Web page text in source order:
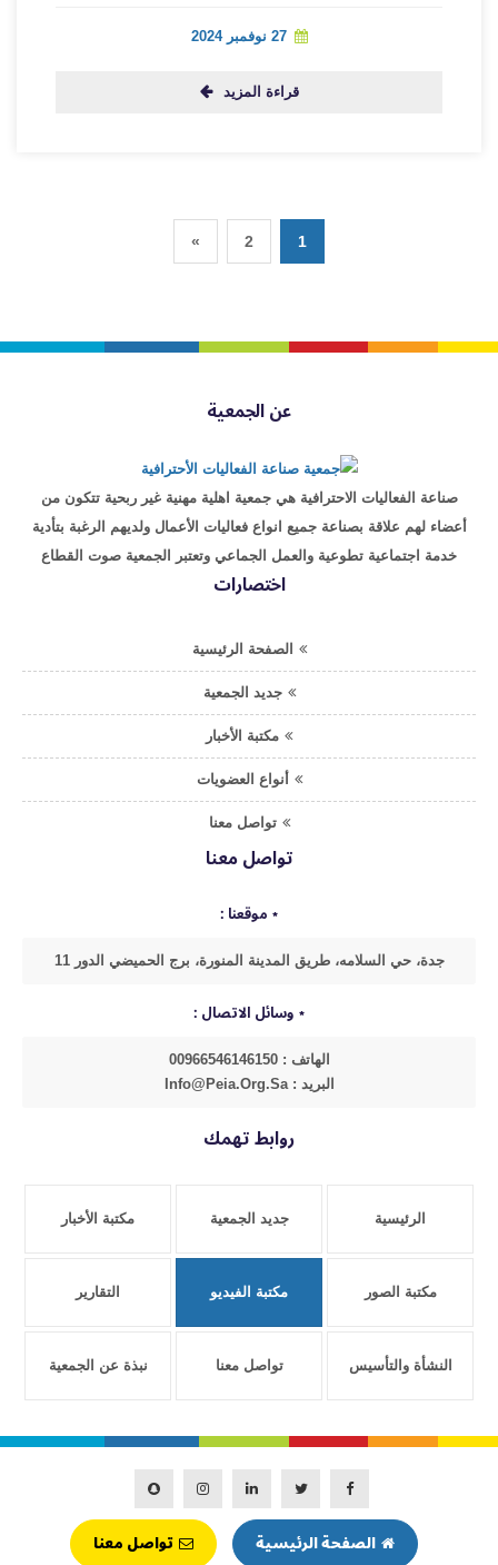
27 نوفمبر 2024
قراءة المزيد
1
2
»
عن الجمعية
صناعة الفعاليات الاحترافية هي جمعية اهلية مهنية غير ربحية تتكون من
أعضاء لهم علاقة بصناعة جميع انواع فعاليات الأعمال ولديهم الرغبة بتأدية
خدمة اجتماعية تطوعية والعمل الجماعي وتعتبر الجمعية صوت القطاع
اختصارات
الصفحة الرئيسية
جديد الجمعية
مكتبة الأخبار
أنواع العضويات
تواصل معنا
تواصل معنا
موقعنا :
جدة، حي السلامه، طريق المدينة المنورة، برج الحميضي الدور 11
وسائل الاتصال :
الهاتف : 00966546146150
البريد : Info@peia.org.sa
روابط تهمك
الرئيسية جديد الجمعية مكتبة الأخبار
مكتبة الصور مكتبة الفيديو التقارير
النشأة والتأسيس تواصل معنا نبذة عن الجمعية
الصفحة الرئيسية تواصل معنا